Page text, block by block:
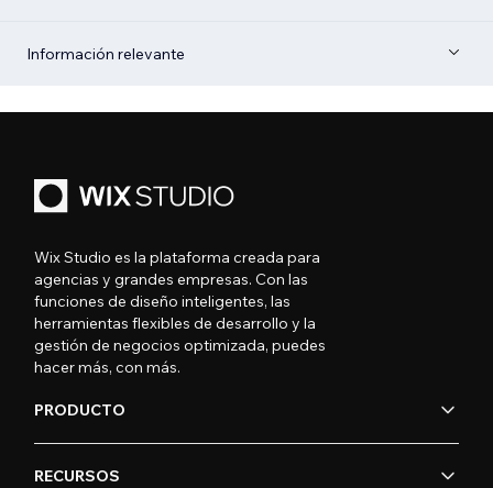
Información relevante
Wix Studio es la plataforma creada para
agencias y grandes empresas. Con las
funciones de diseño inteligentes, las
herramientas flexibles de desarrollo y la
gestión de negocios optimizada, puedes
hacer más, con más.
PRODUCTO
RECURSOS